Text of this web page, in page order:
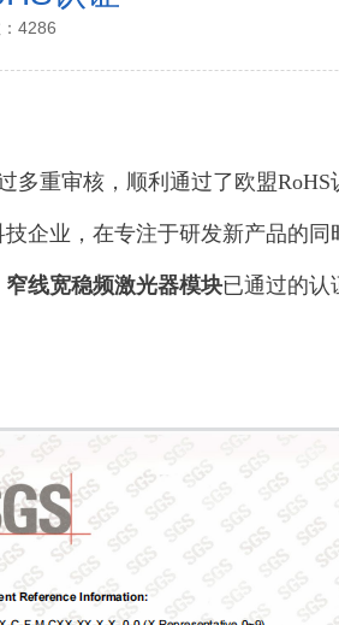
4286
多重审核，顺利通过了欧盟RoHS
企业，在专注于研发新产品的
窄线宽稳频激光器模块已通过的认